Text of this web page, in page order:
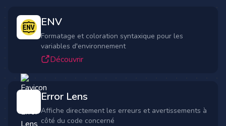
ENV
Formatage et coloration syntaxique pour les
variables d'environnement
Découvrir
Error Lens
Affiche directement les erreurs et avertissements à
côté du code concerné